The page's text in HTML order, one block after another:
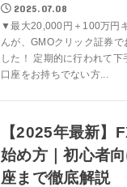
2025.07.08
▼最大20,000円＋100万円
んが、GMOクリック証券
した！ 定期的に行われて
口座をお持ちでない方...
【2025年最新】
始め方｜初心者
座まで徹底解説